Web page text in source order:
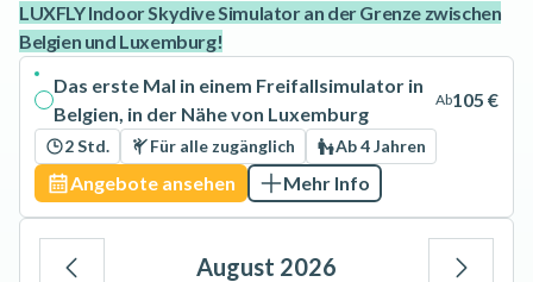
LUXFLY Indoor Skydive Simulator an der Grenze zwischen
Belgien und Luxemburg!
Das erste Mal in einem Freifallsimulator in
Belgien, in der Nähe von Luxemburg
Ab105 €
2 Std. Für alle zugänglich Ab 4 Jahren
Angebote ansehen Mehr Info
August 2026